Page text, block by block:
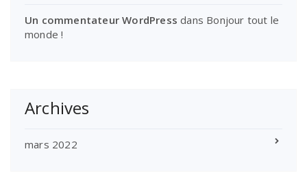
Un commentateur WordPress dans Bonjour tout le
monde !
Archives
mars 2022